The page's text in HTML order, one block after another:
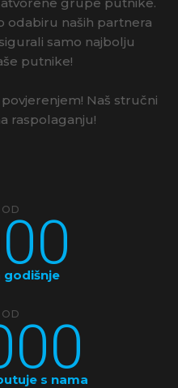
odabiru naših partnera
samo najbolju
putnike!
Naš stručni
raspolaganju!
godišnje
s nama